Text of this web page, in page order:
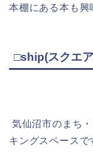
本棚にある本も興
□ship(スクエア
気仙沼市のまち
キングスペースで